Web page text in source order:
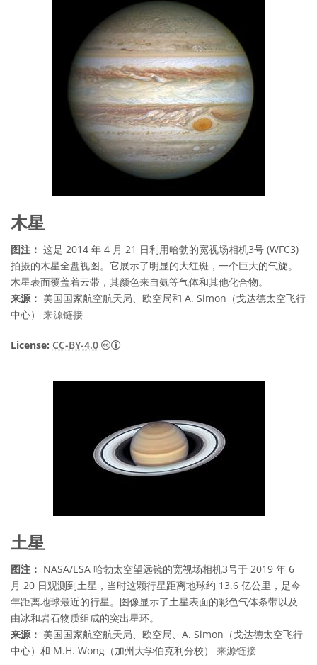
木星
图注： 这是 2014 年 4 月 21 日利用哈勃的宽视场相机3号 (WFC3)
拍摄的木星全盘视图。它展示了明显的大红斑，一个巨大的气旋。
木星表面覆盖着云带，其颜色来自氨等气体和其他化合物。
来源： 美国国家航空航天局、欧空局和 A. Simon（戈达德太空飞行
中心） 来源链接
License: CC-BY-4.0 知识共享许可协议 署名 4.0 国际 (CC BY
土星
图注： NASA/ESA 哈勃太空望远镜的宽视场相机3号于 2019 年 6
月 20 日观测到土星，当时这颗行星距离地球约 13.6 亿公里，是今
年距离地球最近的行星。图像显示了土星表面的彩色气体条带以及
由冰和岩石物质组成的突出星环。
来源： 美国国家航空航天局、欧空局、A. Simon（戈达德太空飞行
中心）和 M.H. Wong（加州大学伯克利分校） 来源链接